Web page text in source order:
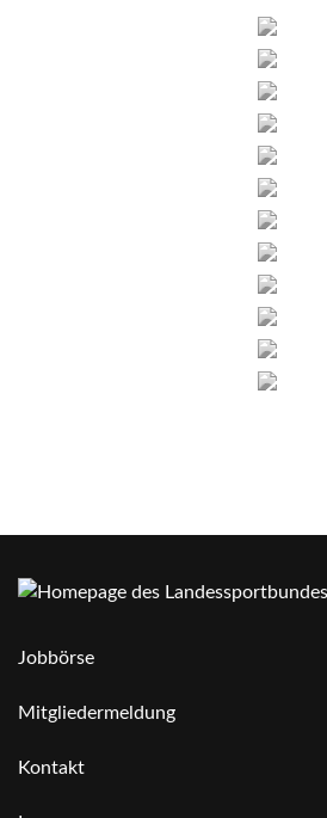
Jobbörse
Mitgliedermeldung
Kontakt